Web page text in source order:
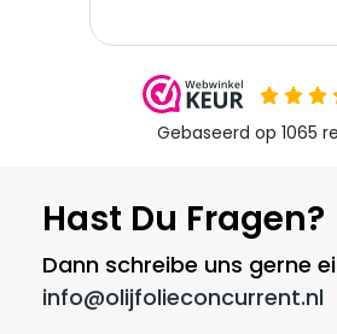
Hast Du Fragen?
Dann schreibe uns gerne
info@olijfolieconcurrent.nl